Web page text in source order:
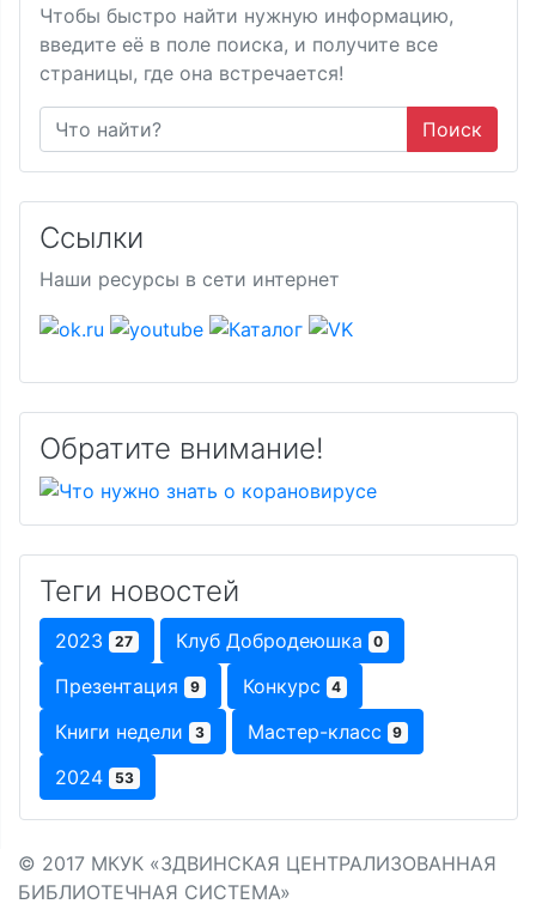
Чтобы быстро найти нужную информацию,
введите её в поле поиска, и получите все
страницы, где она встречается!
Поиск
Ссылки
Наши ресурсы в сети интернет
Обратите внимание!
Теги новостей
2023 27 Клуб Добродеюшка 0
Презентация 9 Конкурс 4
Книги недели 3 Мастер-класс 9
2024 53
© 2017 МКУК «ЗДВИНСКАЯ ЦЕНТРАЛИЗОВАННАЯ
БИБЛИОТЕЧНАЯ СИСТЕМА»